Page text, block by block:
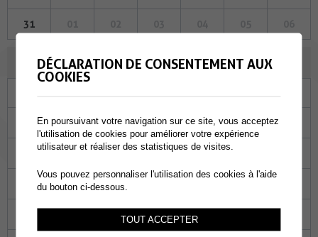
31
AOÛT 2023
01 02 03 04 05
08 09 10 11
15 16
23 24 25
DÉCLARATION DE CONSENTEMENT AUX
COOKIES
En poursuivant votre navigation sur ce site, vous acceptez
l'utilisation de cookies pour améliorer votre expérience
utilisateur et réaliser des statistiques de visites.
Vous pouvez personnaliser l'utilisation des cookies à l'aide
du bouton ci-dessous.
TOUT ACCEPTER